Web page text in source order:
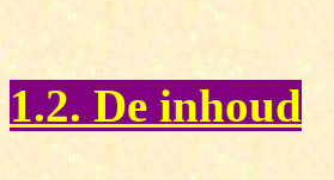
1.2. De inhoud